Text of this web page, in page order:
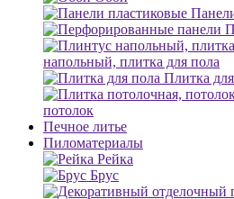
напольный, плитка для пола
Плитка
потолок
Печное литье
Пиломатериалы
Рейка
Брус